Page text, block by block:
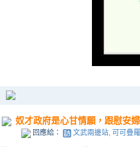
奴才政府是心甘情願，跟慰安婦
回應給： 文武兩邊站, 可可疊